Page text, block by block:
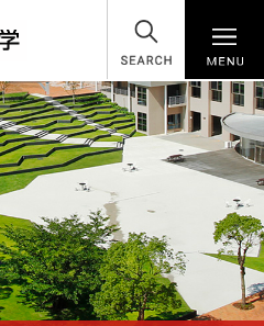
SEARCH